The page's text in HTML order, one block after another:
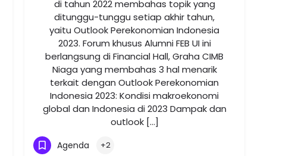
di tahun 2022 membahas topik yang
ditunggu-tunggu setiap akhir tahun,
yaitu Outlook Perekonomian Indonesia
2023. Forum khusus Alumni FEB UI ini
berlangsung di Financial Hall, Graha CIMB
Niaga yang membahas 3 hal menarik
terkait dengan Outlook Perekonomian
Indonesia 2023: Kondisi makroekonomi
global dan Indonesia di 2023 Dampak dan
outlook […]
Agenda +2